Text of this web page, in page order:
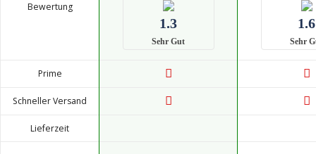
Bewertung
1.3
Sehr Gut
1.6
Sehr
Prime
Schneller Versand
Lieferzeit